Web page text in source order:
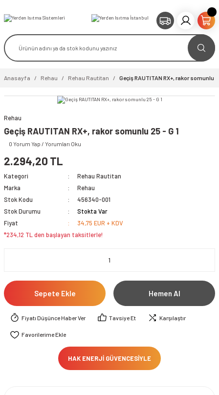
Anasayfa Rehau Rehau Rautitan Geçiş RAUTITAN RX+, rakor somunlu
Rehau
Geçiş RAUTITAN RX+, rakor somunlu 25 - G 1
0 Yorum Yap / Yorumları Oku
2.294,20 TL
Kategori
Rehau Rautitan
Marka
Rehau
Stok Kodu
456340-001
Stok Durumu
Stokta Var
Fiyat
34,75 EUR + KDV
*234,12 TL den başlayan taksitlerle!
Sepete Ekle Hemen Al
Fiyatı Düşünce Haber Ver Tavsiye Et Karşılaştır
HAK ENERJİ GÜVENCESİYLE